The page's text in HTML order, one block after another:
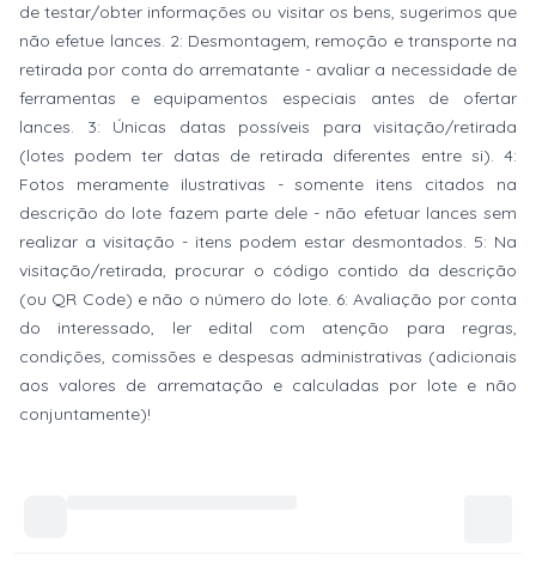
de testar/obter informações ou visitar os bens, sugerimos que
não efetue lances. 2: Desmontagem, remoção e transporte na
retirada por conta do arrematante - avaliar a necessidade de
ferramentas e equipamentos especiais antes de ofertar
lances. 3: Únicas datas possíveis para visitação/retirada
(lotes podem ter datas de retirada diferentes entre si). 4:
Fotos meramente ilustrativas - somente itens citados na
descrição do lote fazem parte dele - não efetuar lances sem
realizar a visitação - itens podem estar desmontados. 5: Na
visitação/retirada, procurar o código contido da descrição
(ou QR Code) e não o número do lote. 6: Avaliação por conta
do interessado, ler edital com atenção para regras,
condições, comissões e despesas administrativas (adicionais
aos valores de arrematação e calculadas por lote e não
conjuntamente)!